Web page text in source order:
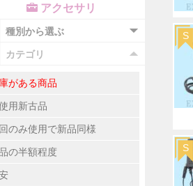
S
S
アクセサリ
種別から選ぶ
カテゴリ
がある商品
用新古品
のみ使用で新品同様
の半額程度